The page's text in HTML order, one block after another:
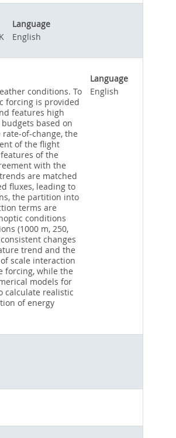
Language
English
Language
conditions. To
forcing is provided
features high
based on
of-change, the
of the flight
of the
with the
are matched
fluxes, leading to
the partition into
terms are
conditions
(1000 m, 250,
changes
trend and the
scale interaction
forcing, while the
models for
calculate realistic
of energy
English